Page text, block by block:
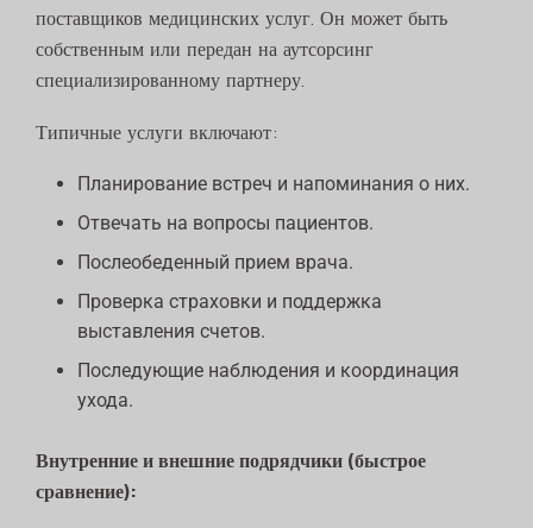
поставщиков медицинских услуг. Он может быть
собственным или передан на аутсорсинг
специализированному партнеру.
Типичные услуги включают:
Планирование встреч и напоминания о них.
Отвечать на вопросы пациентов.
Послеобеденный прием врача.
Проверка страховки и поддержка
выставления счетов.
Последующие наблюдения и координация
ухода.
Внутренние и внешние подрядчики (быстрое
сравнение):